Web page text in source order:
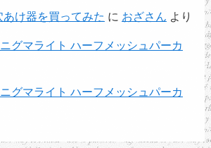
け器を買ってみた に おざさん より
グマライト ハーフメッシュパーカ
グマライト ハーフメッシュパーカ